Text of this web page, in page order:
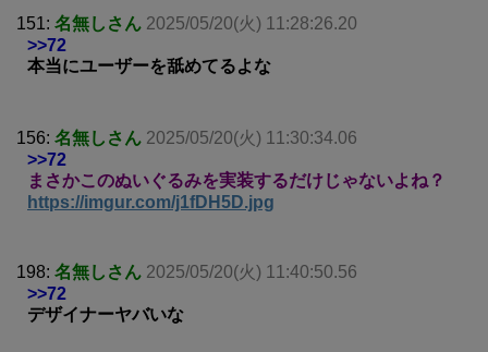
151: 名無しさん 2025/05/20(火) 11:28:26.20
>>72
本当にユーザーを舐めてるよな
156: 名無しさん 2025/05/20(火) 11:30:34.06
>>72
まさかこのぬいぐるみを実装するだけじゃないよね？
https://imgur.com/j1fDH5D.jpg
198: 名無しさん 2025/05/20(火) 11:40:50.56
>>72
デザイナーヤバいな